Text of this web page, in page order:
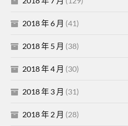
2018 年 6 月 (41)
2018 年 5 月 (38)
2018 年 4 月 (30)
2018 年 3 月 (31)
2018 年 2 月 (28)